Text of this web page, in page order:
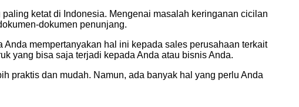
ketat di Indonesia. Mengenai masalah keringanan cicilan
dokumen penunjang.
mempertanyakan hal ini kepada sales perusahaan terkait
yang bisa saja terjadi kepada Anda atau bisnis Anda.
praktis dan mudah. Namun, ada banyak hal yang perlu Anda